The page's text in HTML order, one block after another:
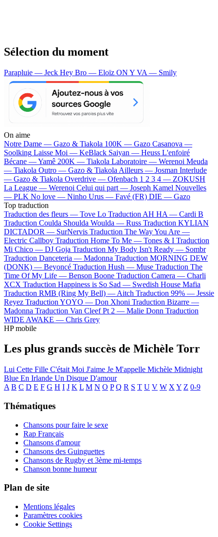
Sélection du moment
Parapluie — Jeck Hey Bro — Eloïz ON Y VA — Smily
On aime
Notre Dame — Gazo & Tiakola 100K — Gazo Casanova —
Soolking Laisse Moi — KeBlack Saiyan — Heuss L'enfoiré
Bécane —Yamê 200K — Tiakola Laboratoire — Werenoi Meuda
— Tiakola Outro — Gazo & Tiakola Ailleurs — Josman Interlude
— Gazo & Tiakola Overdrive — Ofenbach 1 2 3 4 — ZOKUSH
La League — Werenoi Celui qui part — Joseph Kamel Nouvelles
— PLK No love — Ninho Urus — Favé (FR) DIE — Gazo
Top traduction
Traduction des fleurs — Tove Lo Traduction AH HA — Cardi B
Traduction Coulda Shoulda Woulda — Russ Traduction KYLIAN
DICTADOR — SurNervis Traduction The Way You Are —
Electric Callboy Traduction Home To Me — Tones & I Traduction
Mi Chico — DJ Goja Traduction My Body Isn't Ready — Sombr
Traduction Danceteria — Madonna Traduction MORNING DEW
(DONK) — Beyoncé Traduction Hush — Muse Traduction The
Time Of My Life — Benson Boone Traduction Camera — Charli
XCX Traduction Happiness is So Sad — Swedish House Mafia
Traduction RMB (Ring My Bell) — Aitch Traduction 99% — Jessie
Reyez Traduction YOYO — Don Xhoni Traduction Bizarre —
Madonna Traduction Van Cleef Pt 2 — Malie Donn Traduction
WIDE AWAKE — Chris Grey
HP mobile
Les plus grands succès de Michèle Torr
Lui Cette Fille C'était Moi J'aime Je M'appelle Michèle Midnight
Blue En Irlande Un Disque D'amour
A B C D E F G H I J K L M N O P Q R S T U V W X Y Z 0-9
Thématiques
Chansons pour faire le sexe
Rap Français
Chansons d'amour
Chansons des Guinguettes
Chansons de Rugby et 3ème mi-temps
Chanson bonne humeur
Plan de site
Mentions légales
Paramètres cookies
Cookie Settings